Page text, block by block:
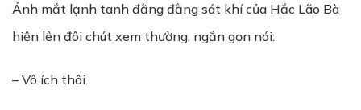
Ánh mắt lạnh tanh đằng đằng sát khí của Hắc Lão Bà
hiện lên đôi chút xem thường, ngắn gọn nói:
– Vô ích thôi.